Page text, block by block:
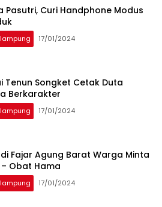
Pasutri, Curi Handphone Modus
17/01/2024
Tenun Songket Cetak Duta
Berkarakter
17/01/2024
di Fajar Agung Barat Warga Minta
– Obat Hama
17/01/2024